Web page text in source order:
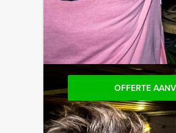
Komt u niet aan het
aantal te betalen, kunt
OFFERTE